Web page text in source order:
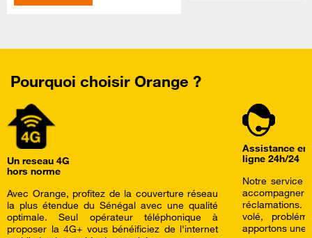
Pourquoi choisir Orange ?
Un reseau 4G
hors norme
Avec Orange, profitez de la couverture réseau
la plus étendue du Sénégal avec une qualité
optimale. Seul opérateur téléphonique à
proposer la 4G+ vous bénéificiez de l'internet
Assistance en
ligne 24h/24
Notre service
accompagner
réclamations.
volé,
apportons une